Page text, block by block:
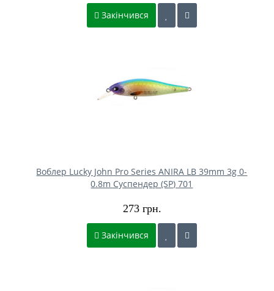
Закінчився
Воблер Lucky John Pro Series ANIRA LB 39mm 3g 0-
0.8m Cуспендер (SP) 701
273 грн.
Закінчився